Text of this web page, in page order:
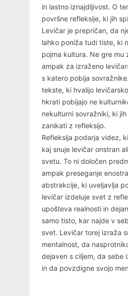
in lastno iznajdljivost. O
površne refleksije, ki jih
Levičar je prepričan, da
lahko poniža tudi tiste, ki
pojma kultura. Ne gre mu
ampak za izraženo
s katero pobija
tekste, ki hvalijo
hkrati pobijajo ne
nekulturni sovražniki, ki jih
zanikati z refleksijo.
Refleksija podarja videz,
kaj snuje levičar onstran
svetu. To ni določen
ampak preseganje
abstrakcije, ki uveljavlja
levičar izdeluje svet z
upošteva realnosti in
samo tisto, kar najde v
svet. Levičar torej izraža
mentalnost, da
dejaven s ciljem, da sebe
in da povzdigne svojo